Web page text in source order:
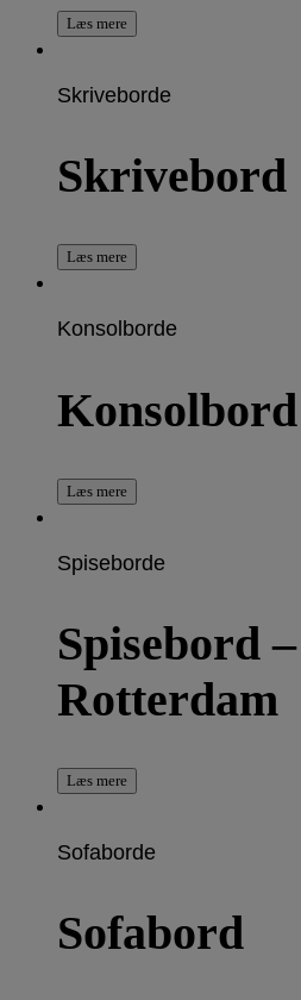
Læs mere
Skriveborde
Skrivebord
Læs mere
Konsolborde
Konsolbord
Læs mere
Spiseborde
Spisebord –
Rotterdam
Læs mere
Sofaborde
Sofabord